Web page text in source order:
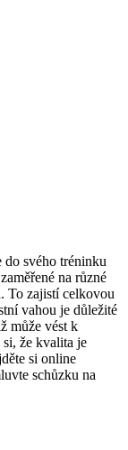
svého tréninku
na různé
To zajistí celkovou
vahou je důležité
může vést k
že kvalita je
si online
schůzku na